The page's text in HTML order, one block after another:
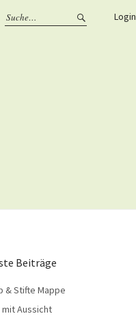
Beiträge
& Stifte Mappe
mit Aussicht